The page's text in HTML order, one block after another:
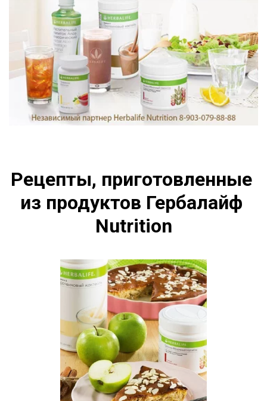
Рецепты, приготовленные
из продуктов Гербалайф
Nutrition